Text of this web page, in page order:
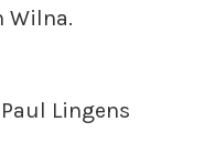
Wilna.
Lingens